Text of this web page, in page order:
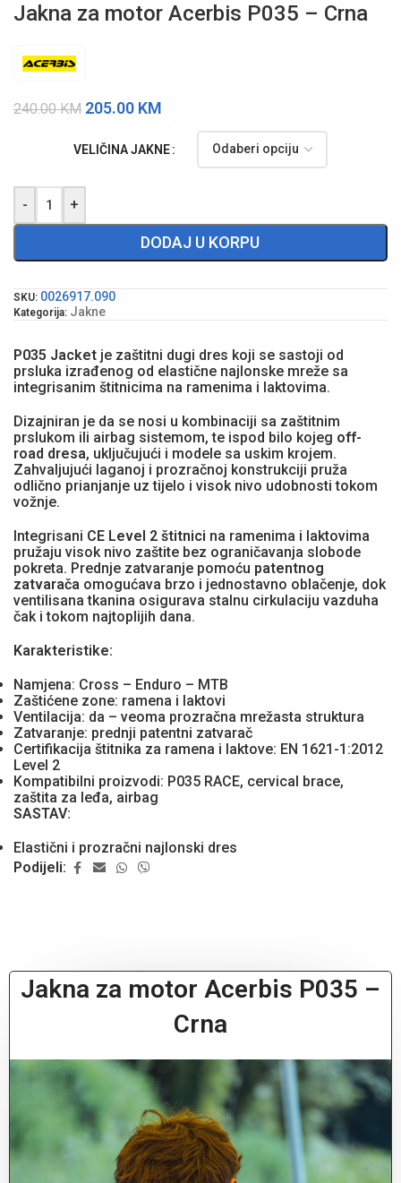
Jakna za motor Acerbis P035 – Crna
240.00KM 205.00 KM
VELIČINA JAKNE
- +
DODAJ U KORPU
SKU: 0026917.090
Kategorija: Jakne
P035 Jacket je zaštitni dugi dres koji se sastoji od
prsluka izrađenog od elastične najlonske mreže sa
integrisanim štitnicima na ramenima i laktovima.
Dizajniran je da se nosi u kombinaciji sa zaštitnim
prslukom ili airbag sistemom, te ispod bilo kojeg off-
road dresa, uključujući i modele sa uskim krojem.
Zahvaljujući laganoj i prozračnoj konstrukciji pruža
odlično prianjanje uz tijelo i visok nivo udobnosti tokom
vožnje.
Integrisani CE Level 2 štitnici na ramenima i laktovima
pružaju visok nivo zaštite bez ograničavanja slobode
pokreta. Prednje zatvaranje pomoću patentnog
zatvarača omogućava brzo i jednostavno oblačenje, dok
ventilisana tkanina osigurava stalnu cirkulaciju vazduha
čak i tokom najtoplijih dana.
Karakteristike:
Namjena: Cross – Enduro – MTB
Zaštićene zone: ramena i laktovi
Ventilacija: da – veoma prozračna mrežasta struktura
Zatvaranje: prednji patentni zatvarač
Certifikacija štitnika za ramena i laktove: EN 1621-1:2012
Level 2
Kompatibilni proizvodi: P035 RACE, cervical brace,
zaštita za leđa, airbag
SASTAV:
Elastični i prozračni najlonski dres
Podijeli:
Jakna za motor Acerbis P035 –
Crna